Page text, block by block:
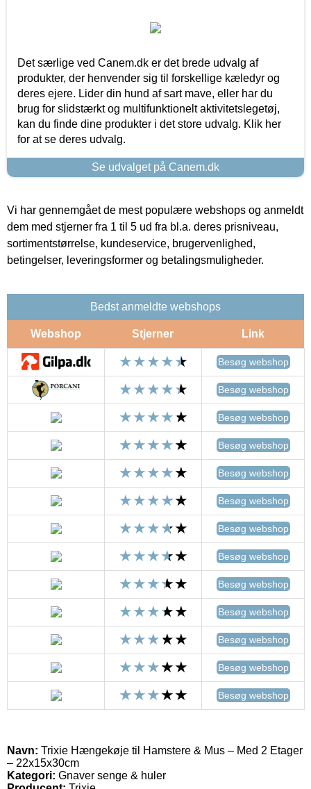
Det særlige ved Canem.dk er det brede udvalg af
produkter, der henvender sig til forskellige kæledyr og
deres ejere. Lider din hund af sart mave, eller har du
brug for slidstærkt og multifunktionelt aktivitetslegetøj,
kan du finde dine produkter i det store udvalg. Klik her
for at se deres udvalg.
Se udvalget på Canem.dk
Vi har gennemgået de mest populære webshops og anmeldt
dem med stjerner fra 1 til 5 ud fra bl.a. deres prisniveau,
sortimentstørrelse, kundeservice, brugervenlighed,
betingelser, leveringsformer og betalingsmuligheder.
Bedst anmeldte webshops
Webshop Stjerner Link
Besøg webshop
Besøg webshop
Besøg webshop
Besøg webshop
Besøg webshop
Besøg webshop
Besøg webshop
Besøg webshop
Besøg webshop
Besøg webshop
Besøg webshop
Besøg webshop
Besøg webshop
Navn: Trixie Hængekøje til Hamstere & Mus – Med 2 Etager
– 22x15x30cm
Kategori: Gnaver senge & huler